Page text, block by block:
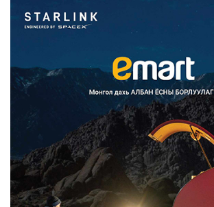
Улсын дугаарын тэгш, сондгойгоор
ангилан хөдөлгөөн...
2026/08/10